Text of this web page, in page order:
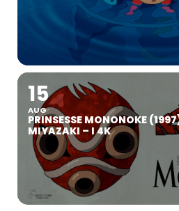
15
AUG
PRINSESSE MONONOKE
MIYAZAKI – I 4K